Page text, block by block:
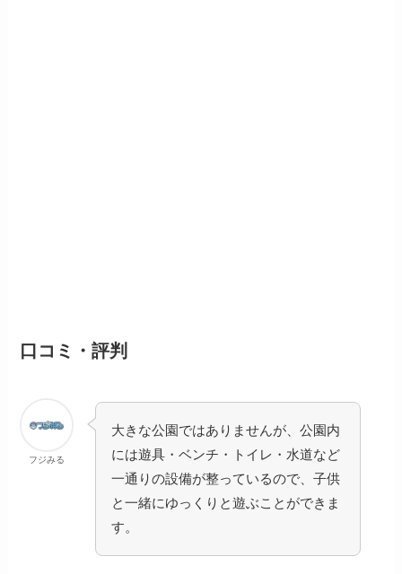
口コミ・評判
フジみる
大きな公園ではありませんが、公園内
には遊具・ベンチ・トイレ・水道など
一通りの設備が整っているので、子供
と一緒にゆっくりと遊ぶことができま
す。